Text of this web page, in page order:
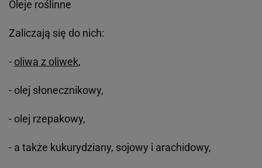
Oleje roślinne
Zaliczają się do nich:
- oliwa z oliwek,
- olej słonecznikowy,
- olej rzepakowy,
- a także kukurydziany, sojowy i arachidowy,